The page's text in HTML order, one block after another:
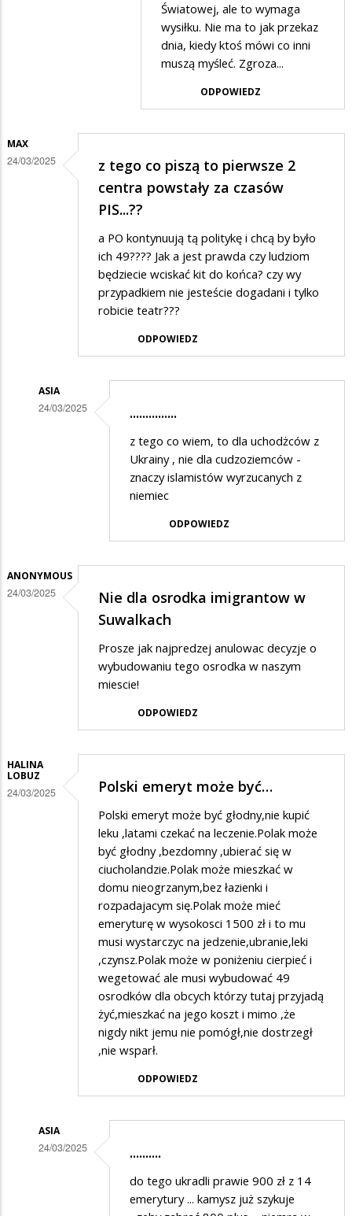
Światowej, ale to wymaga
wysiłku. Nie ma to jak przekaz
dnia, kiedy ktoś mówi co inni
muszą myśleć. Zgroza...
ODPOWIEDZ
MAX
24/03/2025
z tego co piszą to pierwsze 2
centra powstały za czasów
PIS...??
a PO kontynuują tą politykę i chcą by było
ich 49???? Jak a jest prawda czy ludziom
będziecie wciskać kit do końca? czy wy
przypadkiem nie jesteście dogadani i tylko
robicie teatr???
ODPOWIEDZ
ASIA
24/03/2025
z
tego
centra
powstały
za
czasów
...............
z tego co wiem, to dla uchodżców z
Ukrainy , nie dla cudzoziemców -
znaczy islamistów wyrzucanych z
niemiec
ODPOWIEDZ
ANONYMOUS
24/03/2025
Nie dla osrodka imigrantow w
Suwalkach
Prosze jak najpredzej anulowac decyzje o
wybudowaniu tego osrodka w naszym
miescie!
ODPOWIEDZ
HALINA
LOBUZ
24/03/2025 Polski emeryt może być…
Polski emeryt może być głodny,nie kupić
leku ,latami czekać na leczenie.Polak może
być głodny ,bezdomny ,ubierać się w
ciucholandzie.Polak może mieszkać w
domu nieogrzanym,bez łazienki i
rozpadajacym się.Polak może mieć
emeryturę w wysokosci 1500 zł i to mu
musi wystarczyc na jedzenie,ubranie,leki
,czynsz.Polak może w poniżeniu cierpieć i
wegetować ale musi wybudować 49
osrodków dla obcych którzy tutaj przyjadą
żyć,mieszkać na jego koszt i mimo ,że
nigdy nikt jemu nie pomógł,nie dostrzegł
,nie wsparł.
ODPOWIEDZ
ASIA
24/03/2025 ..........
do tego ukradli prawie 900 zł z 14
emerytury ... kamysz już szykuje